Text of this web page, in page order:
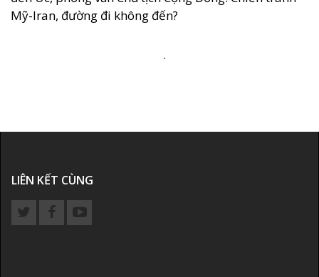
Mỹ-Iran, đường đi không đến?
.
LIÊN KẾT CÙNG